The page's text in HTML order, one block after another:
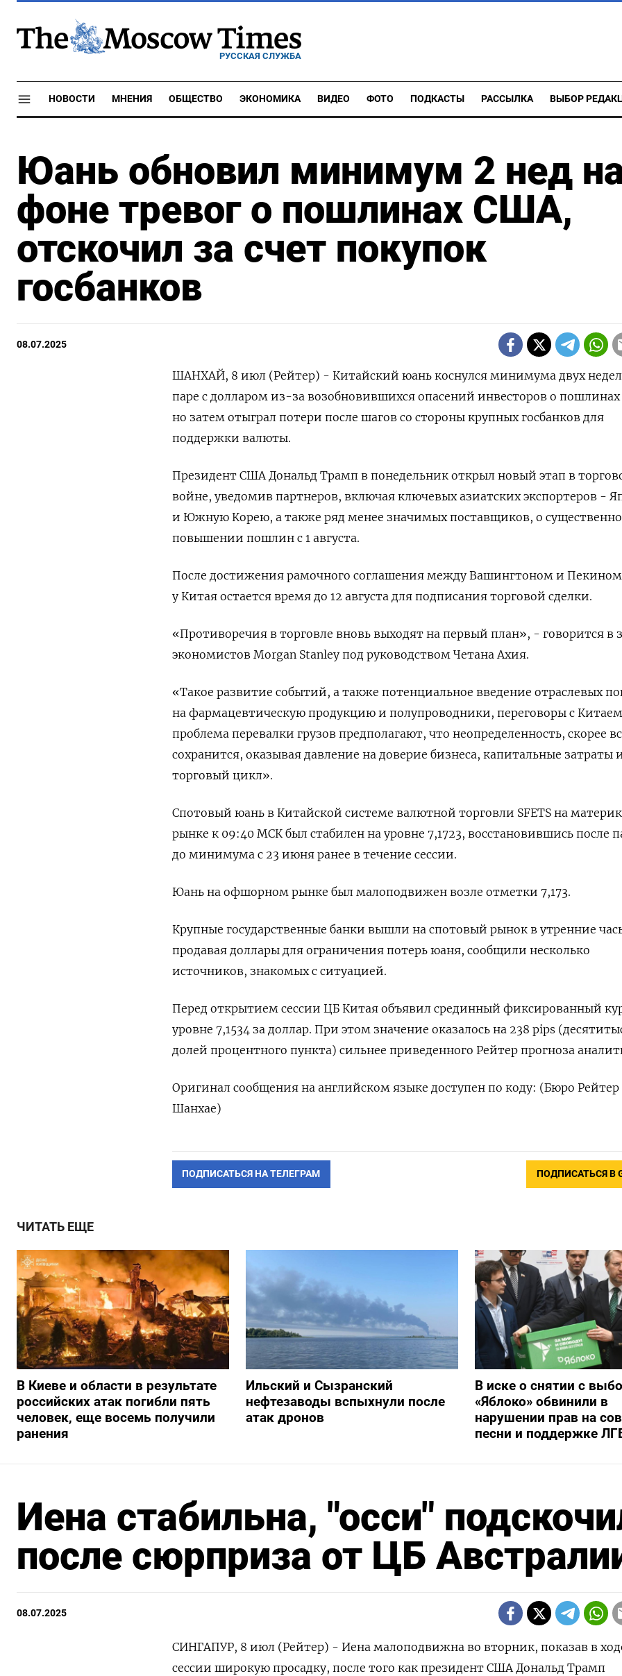
РУССКАЯ СЛУЖБА
НОВОСТИ МНЕНИЯ ОБЩЕСТВО ЭКОНОМИКА ВИДЕО ФОТО ПОДКАСТЫ РАССЫЛКА ВЫБОР
Юань обновил минимум 2 нед
фоне тревог о пошлинах США,
отскочил за счет покупок
госбанков
08.07.2025
ШАНХАЙ, 8 июл (Рейтер) - Китайский юань коснулся минимума двух
паре с долларом из-за возобновившихся опасений инвесторов о
но затем отыграл потери после шагов со стороны крупных госбанков для
поддержки валюты.
Президент США Дональд Трамп в понедельник открыл новый этап в
войне, уведомив партнеров, включая ключевых азиатских экспортеров -
и Южную Корею, а также ряд менее значимых поставщиков, о
повышении пошлин с 1 августа.
После достижения рамочного соглашения между Вашингтоном и
у Китая остается время до 12 августа для подписания торговой сделки.
«Противоречия в торговле вновь выходят на первый план», - говорится в
экономистов Morgan Stanley под руководством Четана Ахия.
«Такое развитие событий, а также потенциальное введение отраслевых
на фармацевтическую продукцию и полупроводники, переговоры с
проблема перевалки грузов предполагают, что неопределенность, скорее
сохранится, оказывая давление на доверие бизнеса, капитальные затраты
торговый цикл».
Спотовый юань в Китайской системе валютной торговли SFETS на
рынке к 09:40 МСК был стабилен на уровне 7,1723, восстановившись после
до минимума с 23 июня ранее в течение сессии.
Юань на офшорном рынке был малоподвижен возле отметки 7,173.
Крупные государственные банки вышли на спотовый рынок в утренние
продавая доллары для ограничения потерь юаня, сообщили несколько
источников, знакомых с ситуацией.
Перед открытием сессии ЦБ Китая объявил срединный фиксированный
уровне 7,1534 за доллар. При этом значение оказалось на 238 pips
долей процентного пункта) сильнее приведенного Рейтер прогноза
Оригинал сообщения на английском языке доступен по коду: (Бюро Рейтер
Шанхае)
ПОДПИСАТЬСЯ НА ТЕЛЕГРАМ ПОДПИСАТЬСЯ В
ЧИТАТЬ ЕЩЕ
В Киеве и области в результате
российских атак погибли пять
человек, еще восемь получили
ранения
Ильский и Сызранский
нефтезаводы вспыхнули после
атак дронов
В иске о снятии с
«Яблоко» обвинили в
нарушении прав на
песни и поддержке
Иена стабильна, "осси"
после сюрприза от ЦБ
08.07.2025
СИНГАПУР, 8 июл (Рейтер) - Иена малоподвижна во вторник, показав в
сессии широкую просадку, после того как президент США Дональд Трамп